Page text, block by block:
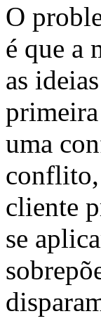
O
é que a
as
uma
conflito,
cliente
se